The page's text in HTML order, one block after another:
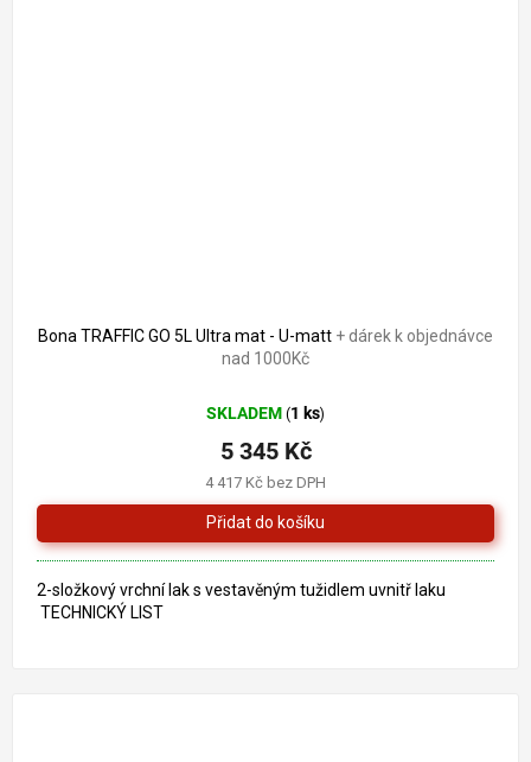
Bona TRAFFIC GO 5L Ultra mat - U-matt + dárek k objednávce
nad 1000Kč
SKLADEM (1 ks)
4 417 Kč bez DPH
5 345 Kč
2-složkový vrchní lak s vestavěným tužidlem uvnitř laku
TECHNICKÝ LIST